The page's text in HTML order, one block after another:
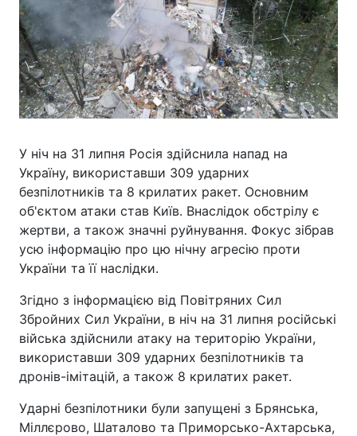
У ніч на 31 липня Росія здійснила напад на
Україну, використавши 309 ударних
безпілотників та 8 крилатих ракет. Основним
об'єктом атаки став Київ. Внаслідок обстрілу є
жертви, а також значні руйнування. Фокус зібрав
усю інформацію про цю нічну агресію проти
України та її наслідки.
Згідно з інформацією від Повітряних Сил
Збройних Сил України, в ніч на 31 липня російські
війська здійснили атаку на територію України,
використавши 309 ударних безпілотників та
дронів-імітацій, а також 8 крилатих ракет.
Ударні безпілотники були запущені з Брянська,
Міллєрово, Шаталово та Приморсько-Ахтарська,